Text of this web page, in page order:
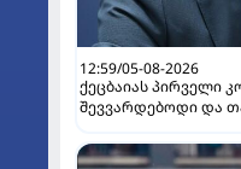
12:59/05-08-2026
ქეცბაიას პირველი
შევვარდებოდი და